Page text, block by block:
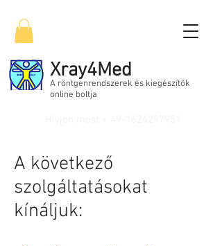
Xray4Med
A röntgenrendszerek és kiegészítők
online boltja
A következő
szolgáltatásokat
kínáljuk: